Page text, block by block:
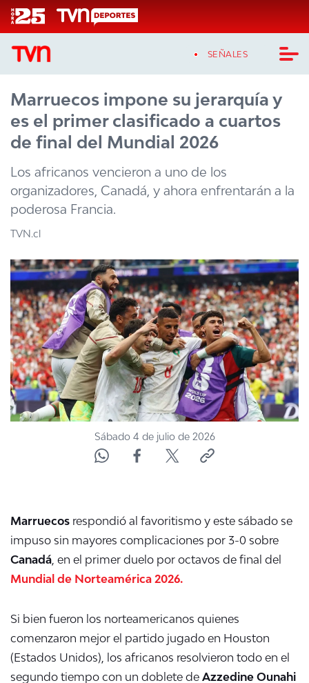
Click acá para ir directamente al contenido
SEÑALES
CASTING MASTERCHEF CHILE
CASTING TVN VERTICAL
TVN VERTICAL
TVN PLAY
PROGRAMAS
TELESERIES
NTV
ACTUALIDAD Y TENDENCIAS
CORPORATIVO Y TRANSPARENCIA
CANAL DE DENUNCIAS
ÁREA DE PROYECTOS
Marruecos impone su jerarquía y
es el primer clasificado a cuartos
de final del Mundial 2026
Los africanos vencieron a uno de los
organizadores, Canadá, y ahora enfrentarán a la
poderosa Francia.
TVN.cl
Sábado 4 de julio de 2026
Marruecos respondió al favoritismo y este sábado se
impuso sin mayores complicaciones por 3-0 sobre
Canadá, en el primer duelo por octavos de final del
Mundial de Norteamérica 2026.
Si bien fueron los norteamericanos quienes
comenzaron mejor el partido jugado en Houston
(Estados Unidos), los africanos resolvieron todo en el
segundo tiempo con un doblete de Azzedine Ounahi